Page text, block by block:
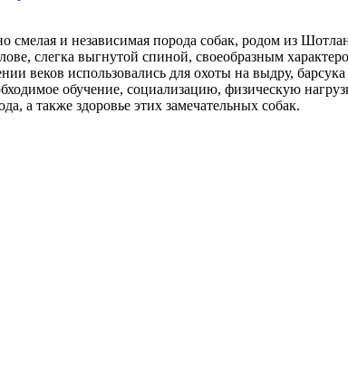
смелая и независимая порода собак, родом из
слегка выгнутой спиной, своеобразным
веков использовались для охоты на выдру,
обучение, социализацию, физическую
а также здоровье этих замечательных собак.